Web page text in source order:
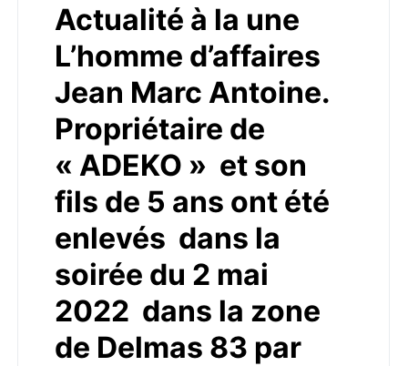
Actualité à la une
L’homme d’affaires
Jean Marc Antoine.
Propriétaire de
« ADEKO » et son
fils de 5 ans ont été
enlevés dans la
soirée du 2 mai
2022 dans la zone
de Delmas 83 par